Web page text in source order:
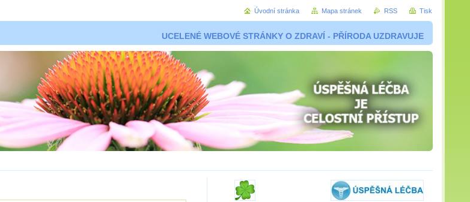
UCELENÉ WEBOVÉ STRÁNKY O ZDRAVÍ - PŘÍRODA UZDRAVUJE
Úvodní stránka Mapa stránek RSS Tisk